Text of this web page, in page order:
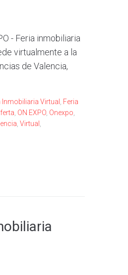
- Feria inmobiliaria
virtualmente a la
de Valencia,
Inmobiliaria Virtual , Feria
, ON EXPO, Onexpo,
, Virtual ,